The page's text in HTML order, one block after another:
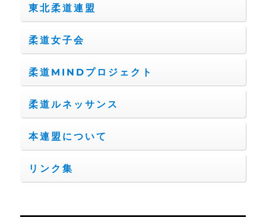
東北柔道連盟
柔道女子会
柔道MINDプロジェクト
柔道ルネッサンス
本連盟について
リンク集